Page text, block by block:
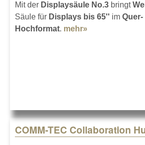
Mit der Displaysäule No.3 bringt
Säule für Displays bis 65'' im Quer-
Hochformat. mehr»
COMM-TEC Collaboration